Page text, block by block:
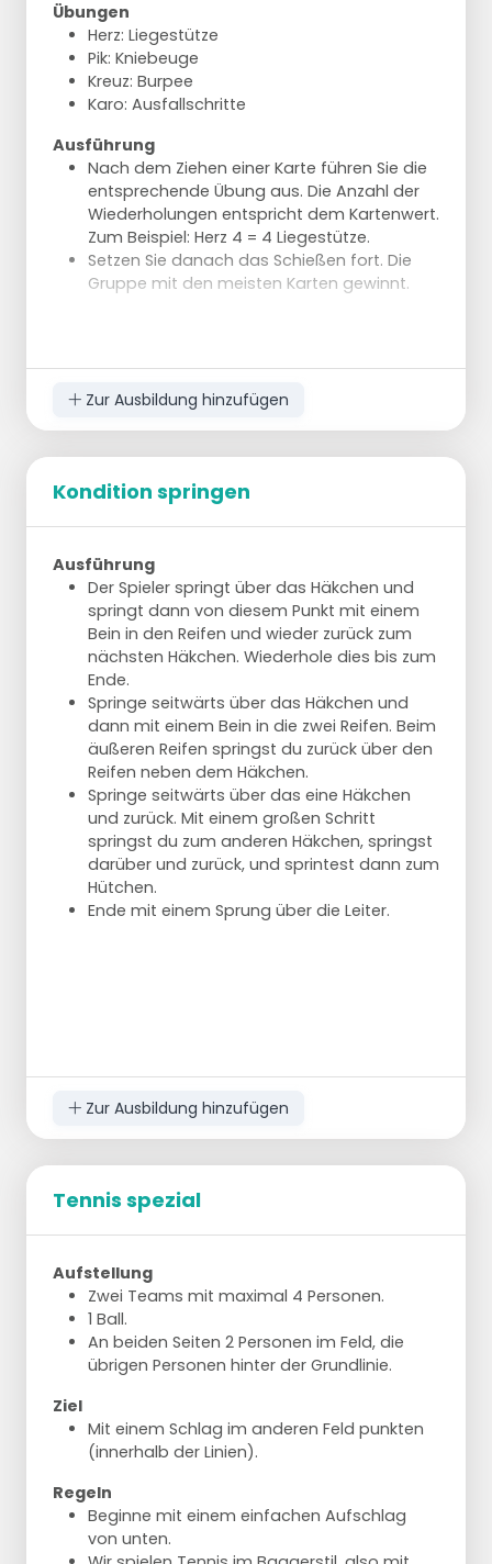
Übungen
Herz: Liegestütze
Pik: Kniebeuge
Kreuz: Burpee
Karo: Ausfallschritte
Ausführung
Nach dem Ziehen einer Karte führen Sie die
entsprechende Übung aus. Die Anzahl der
Wiederholungen entspricht dem Kartenwert.
Zum Beispiel: Herz 4 = 4 Liegestütze.
Setzen Sie danach das Schießen fort. Die
Gruppe mit den meisten Karten gewinnt.
Zur Ausbildung hinzufügen
Kondition springen
Ausführung
Der Spieler springt über das Häkchen und
springt dann von diesem Punkt mit einem
Bein in den Reifen und wieder zurück zum
nächsten Häkchen. Wiederhole dies bis zum
Ende.
Springe seitwärts über das Häkchen und
dann mit einem Bein in die zwei Reifen. Beim
äußeren Reifen springst du zurück über den
Reifen neben dem Häkchen.
Springe seitwärts über das eine Häkchen
und zurück. Mit einem großen Schritt
springst du zum anderen Häkchen, springst
darüber und zurück, und sprintest dann zum
Hütchen.
Ende mit einem Sprung über die Leiter.
Zur Ausbildung hinzufügen
Tennis spezial
Aufstellung
Zwei Teams mit maximal 4 Personen.
1 Ball.
An beiden Seiten 2 Personen im Feld, die
übrigen Personen hinter der Grundlinie.
Ziel
Mit einem Schlag im anderen Feld punkten
(innerhalb der Linien).
Regeln
Beginne mit einem einfachen Aufschlag
von unten.